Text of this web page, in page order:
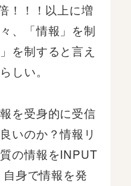
！！！以上に増
、「情報」を制
を制すると言え
しい。
を受身的に受信
いのか？情報リ
の情報をINPUT
身で情報を発